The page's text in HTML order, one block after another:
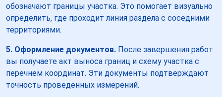
обозначают границы участка. Это помогает визуально
определить, где проходит линия раздела с соседними
территориями.
5. Оформление документов. После завершения работ
вы получаете акт выноса границ и схему участка с
перечнем координат. Эти документы подтверждают
точность проведенных измерений.